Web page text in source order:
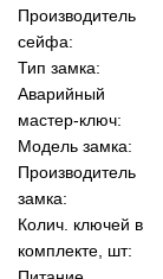
Производитель
сейфа:
Тип замка:
Аварийный
мастер-ключ:
Модель замка:
Производитель
замка:
Колич. ключей в
комплекте, шт: